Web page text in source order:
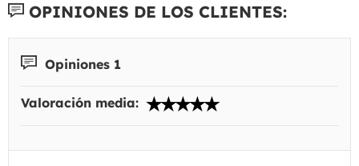
OPINIONES DE LOS CLIENTES:
Opiniones 1
Valoración media: